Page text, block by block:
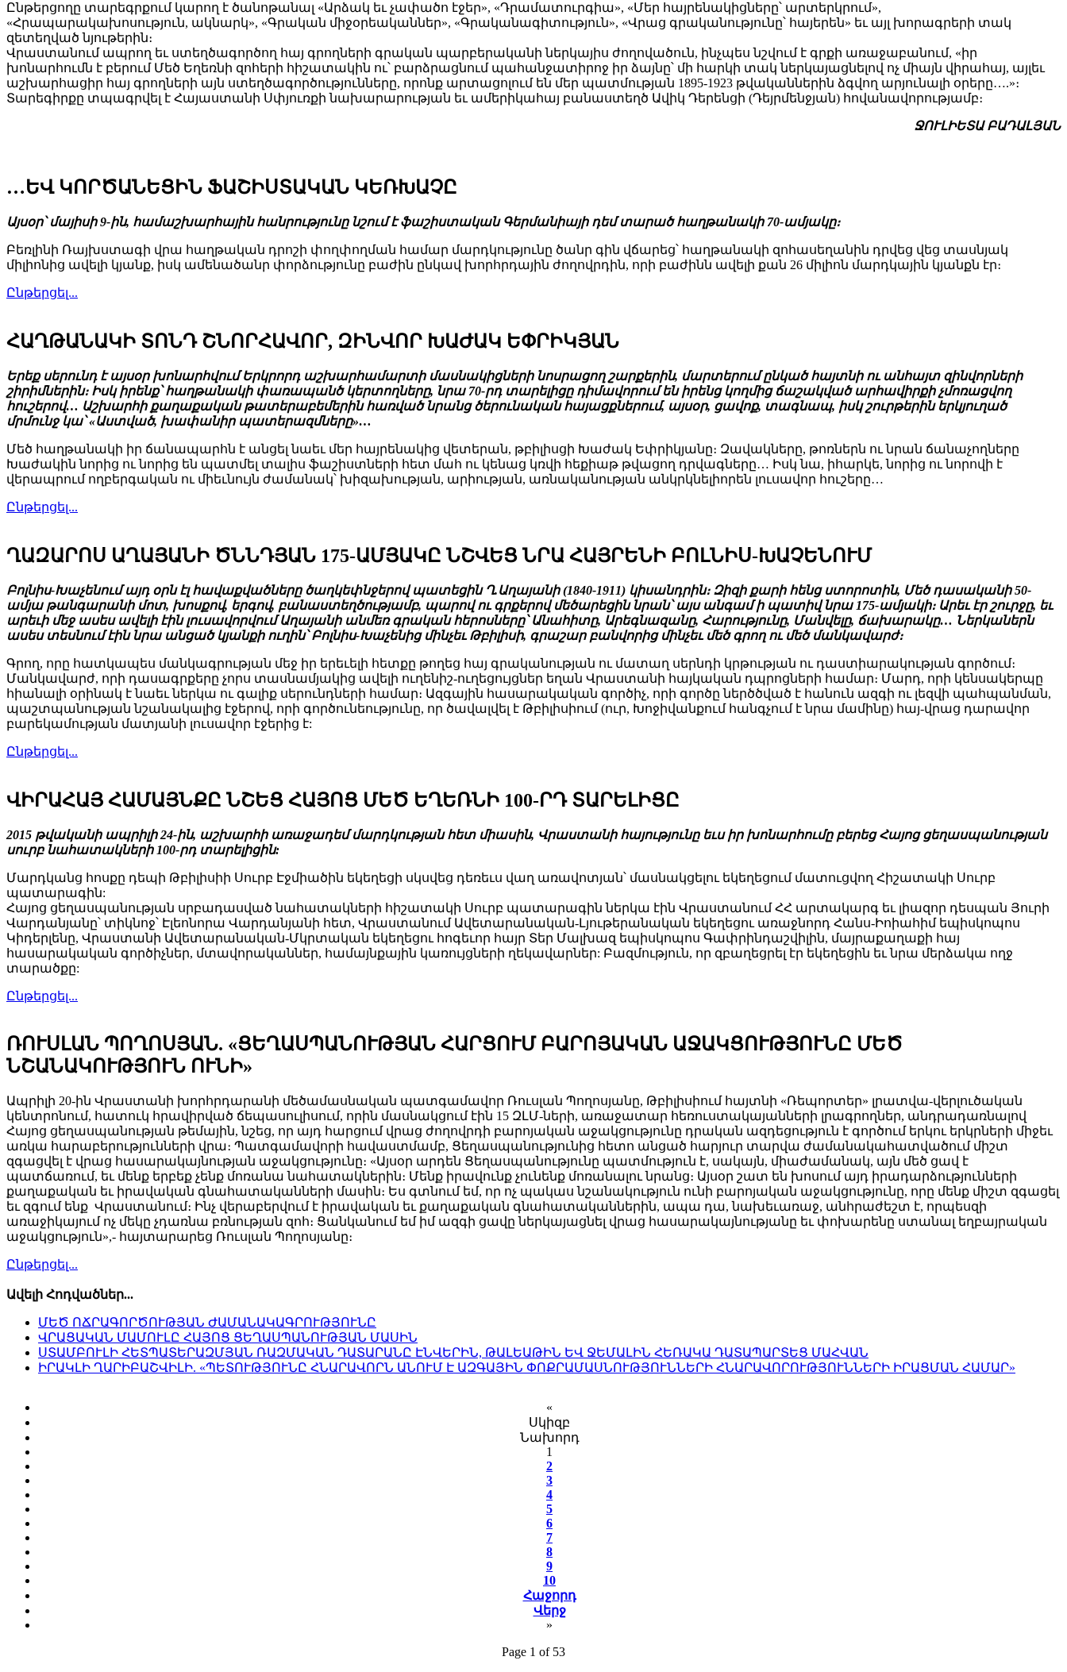
Ընթերցողը տարեգրքում կարող է ծանոթանալ «Արձակ եւ չափածո էջեր», «Դրամատուրգիա», «Մեր հայրենակիցները՝ արտերկրում»,
«Հրապարակախոսություն, ակնարկ», «Գրական միջօրեականներ», «Գրականագիտություն», «Վրաց գրականությունը՝ հայերեն» եւ այլ խորագրերի տակ
զետեղված նյութերին։
Վրաստանում ապրող եւ ստեղծագործող հայ գրողների գրական պարբերականի ներկայիս ժողովածուն, ինչպես նշվում է գրքի առաջաբանում, «իր
խոնարհումն է բերում Մեծ Եղեռնի զոհերի հիշատակին ու՝ բարձրացնում պահանջատիրոջ իր ձայնը՝ մի հարկի տակ ներկայացնելով ոչ միայն վիրահայ, այլեւ
աշխարհացիր հայ գրողների այն ստեղծագործությունները, որոնք արտացոլում են մեր պատմության 1895-1923 թվականներին ձգվող արյունալի օրերը….»։
Տարեգիրքը տպագրվել է Հայաստանի Սփյուռքի նախարարության եւ ամերիկահայ բանաստեղծ Ավիկ Դերենցի (Դեյրմենջյան) հովանավորությամբ։
ՋՈՒԼԻԵՏԱ ԲԱԴԱԼՅԱՆ
…ԵՎ ԿՈՐԾԱՆԵՑԻՆ ՖԱՇԻՍՏԱԿԱՆ ԿԵՌԽԱՉԸ
Այսօր՝ մայիսի 9-ին, համաշխարհային հանրությունը նշում է ֆաշիստական Գերմանիայի դեմ տարած հաղթանակի 70-ամյակը։
Բեռլինի Ռայխստագի վրա հաղթական դրոշի փողփողման համար մարդկությունը ծանր գին վճարեց՝ հաղթանակի զոհասեղանին դրվեց վեց տասնյակ
միլիոնից ավելի կյանք, իսկ ամենածանր փորձությունը բաժին ընկավ խորհրդային ժողովրդին, որի բաժինն ավելի քան 26 միլիոն մարդկային կյանքն էր։
Ընթերցել...
ՀԱՂԹԱՆԱԿԻ ՏՈՆԴ ՇՆՈՐՀԱՎՈՐ, ԶԻՆՎՈՐ ԽԱԺԱԿ ԵՓՐԻԿՅԱՆ
Երեք սերունդ է այսօր խոնարհվում Երկրորդ աշխարհամարտի մասնակիցների նոսրացող շարքերին, մարտերում ընկած հայտնի ու անհայտ զինվորների
շիրիմներին։ Իսկ իրենք՝ հաղթանակի փառապանծ կերտողները, նրա 70-րդ տարելիցը դիմավորում են իրենց կողմից ճաշակված արհավիրքի չմոռացվող
հուշերով… Աշխարհի քաղաքական թատերաբեմերին հառված նրանց ծերունական հայացքներում, այսօր, ցավոք, տագնապ, իսկ շուրթերին երկյուղած
մրմունջ կա՝ «Աստված, խափանիր պատերազմները»…
Մեծ հաղթանակի իր ճանապարհն է անցել նաեւ մեր հայրենակից վետերան, թբիլիսցի Խաժակ Եփրիկյանը։ Զավակները, թոռներն ու նրան ճանաչողները
Խաժակին նորից ու նորից են պատմել տալիս ֆաշիստների հետ մահ ու կենաց կռվի հեքիաթ թվացող դրվագները… Իսկ նա, իհարկե, նորից ու նորովի է
վերապրում ողբերգական ու միեւնույն ժամանակ՝ խիզախության, արիության, առնականության անկրկնելիորեն լուսավոր հուշերը…
Ընթերցել...
ՂԱԶԱՐՈՍ ԱՂԱՅԱՆԻ ԾՆՆԴՅԱՆ 175-ԱՄՅԱԿԸ ՆՇՎԵՑ ՆՐԱ ՀԱՅՐԵՆԻ ԲՈԼՆԻՍ-ԽԱՉԵՆՈՒՄ
Բոլնիս-Խաչենում այդ օրն էլ հավաքվածները ծաղկեփնջերով պատեցին Ղ.Աղայանի (1840-1911) կիսանդրին։ Զիզի քարի հենց ստորոտին, Մեծ դասականի 50-
ամյա թանգարանի մոտ, խոսքով, երգով, բանաստեղծությամբ, պարով ու գրքերով մեծարեցին նրան՝ այս անգամ ի պատիվ նրա 175-ամյակի։ Արեւ էր շուրջը, եւ
արեւի մեջ ասես ավելի էին լուսավորվում Աղայանի անմեռ գրական հերոսները՝ Անահիտը, Արեգնազանը, Հարությունը, Մանվելը, ճախարակը… Ներկաներն
ասես տեսնում էին նրա անցած կյանքի ուղին՝ Բոլնիս-Խաչենից մինչեւ Թբիլիսի, գրաշար բանվորից մինչեւ մեծ գրող ու մեծ մանկավարժ։
Գրող, որը հատկապես մանկագրության մեջ իր երեւելի հետքը թողեց հայ գրականության ու մատաղ սերնդի կրթության ու դաստիարակության գործում։
Մանկավարժ, որի դասագրքերը չորս տասնամյակից ավելի ուղենիշ-ուղեցույցներ եղան Վրաստանի հայկական դպրոցների համար։ Մարդ, որի կենսակերպը
հիանալի օրինակ է նաեւ ներկա ու գալիք սերունդների համար։ Ազգային հասարակական գործիչ, որի գործը ներծծված է հանուն ազգի ու լեզվի պահպանման,
պաշտպանության նշանակալից էջերով, որի գործունեությունը, որ ծավալվել է Թբիլիսիում (ուր, Խոջիվանքում հանգչում է նրա մամինը) հայ-վրաց դարավոր
բարեկամության մատյանի լուսավոր էջերից է:
Ընթերցել...
ՎԻՐԱՀԱՅ ՀԱՄԱՅՆՔԸ ՆՇԵՑ ՀԱՅՈՑ ՄԵԾ ԵՂԵՌՆԻ 100-ՐԴ ՏԱՐԵԼԻՑԸ
2015 թվականի ապրիլի 24-ին, աշխարհի առաջադեմ մարդկության հետ միասին, Վրաստանի հայությունը եւս իր խոնարհումը բերեց Հայոց ցեղասպանության
սուրբ նահատակների 100-րդ տարելիցին:
Մարդկանց հոսքը դեպի Թբիլիսիի Սուրբ Էջմիածին եկեղեցի սկսվեց դեռեւս վաղ առավոտյան՝ մասնակցելու եկեղեցում մատուցվող Հիշատակի Սուրբ
պատարագին:
Հայոց ցեղասպանության սրբադասված նահատակների հիշատակի Սուրբ պատարագին ներկա էին Վրաստանում ՀՀ արտակարգ եւ լիազոր դեսպան Յուրի
Վարդանյանը՝ տիկնոջ՝ Էլեոնորա Վարդանյանի հետ, Վրաստանում Ավետարանական-Լյութերանական եկեղեցու առաջնորդ Հանս-Իոիահիմ եպիսկոպոս
Կիդերլենը, Վրաստանի Ավետարանական-Մկրտական եկեղեցու հոգեւոր հայր Տեր Մալխազ եպիսկոպոս Գափրինդաշվիլին, մայրաքաղաքի հայ
հասարակական գործիչներ, մտավորականներ, համայնքային կառույցների ղեկավարներ: Բազմություն, որ զբաղեցրել էր եկեղեցին եւ նրա մերձակա ողջ
տարածքը:
Ընթերցել...
ՌՈՒՍԼԱՆ ՊՈՂՈՍՅԱՆ. «ՑԵՂԱՍՊԱՆՈՒԹՅԱՆ ՀԱՐՑՈՒՄ ԲԱՐՈՅԱԿԱՆ ԱՋԱԿՑՈՒԹՅՈՒՆԸ ՄԵԾ
ՆՇԱՆԱԿՈՒԹՅՈՒՆ ՈՒՆԻ»
Ապրիլի 20-ին Վրաստանի խորհրդարանի մեծամասնական պատգամավոր Ռուսլան Պողոսյանը, Թբիլիսիում հայտնի «Ռեպորտեր» լրատվա-վերլուծական
կենտրոնում, հատուկ հրավիրված ճեպասուլիսում, որին մասնակցում էին 15 ԶԼՄ-ների, առաջատար հեռուստակայանների լրագրողներ, անդրադառնալով
Հայոց ցեղասպանության թեմային, նշեց, որ այդ հարցում վրաց ժողովրդի բարոյական աջակցությունը դրական ազդեցություն է գործում երկու երկրների միջեւ
առկա հարաբերությունների վրա։ Պատգամավորի հավաստմամբ, Ցեղասպանությունից հետո անցած հարյուր տարվա ժամանակահատվածում միշտ
զգացվել է վրաց հասարակայնության աջակցությունը։ «Այսօր արդեն Ցեղասպանությունը պատմություն է, սակայն, միաժամանակ, այն մեծ ցավ է
պատճառում, եւ մենք երբեք չենք մոռանա նահատակներին։ Մենք իրավունք չունենք մոռանալու նրանց։ Այսօր շատ են խոսում այդ իրադարձությունների
քաղաքական եւ իրավական գնահատականների մասին։ Ես գտնում եմ, որ ոչ պակաս նշանակություն ունի բարոյական աջակցությունը, որը մենք միշտ զգացել
եւ զգում ենք Վրաստանում։ Ինչ վերաբերվում է իրավական եւ քաղաքական գնահատականներին, ապա դա, նախեւառաջ, անհրաժեշտ է, որպեսզի
առաջիկայում ոչ մեկը չդառնա բռնության զոհ։ Ցանկանում եմ իմ ազգի ցավը ներկայացնել վրաց հասարակայնությանը եւ փոխարենը ստանալ եղբայրական
աջակցություն»,- հայտարարեց Ռուսլան Պողոսյանը։
Ընթերցել...
Ավելի Հոդվածներ...
ՄԵԾ ՈՃՐԱԳՈՐԾՈՒԹՅԱՆ ԺԱՄԱՆԱԿԱԳՐՈՒԹՅՈՒՆԸ
ՎՐԱՑԱԿԱՆ ՄԱՄՈՒԼԸ ՀԱՅՈՑ ՑԵՂԱՍՊԱՆՈՒԹՅԱՆ ՄԱՍԻՆ
ՍՏԱՄԲՈՒԼԻ ՀԵՏՊԱՏԵՐԱԶՄՅԱՆ ՌԱԶՄԱԿԱՆ ԴԱՏԱՐԱՆԸ ԷՆՎԵՐԻՆ, ԹԱԼԵԱԹԻՆ ԵՎ ՋԵՄԱԼԻՆ ՀԵՌԱԿԱ ԴԱՏԱՊԱՐՏԵՑ ՄԱՀՎԱՆ
ԻՐԱԿԼԻ ՂԱՐԻԲԱՇՎԻԼԻ. «ՊԵՏՈՒԹՅՈՒՆԸ ՀՆԱՐԱՎՈՐՆ ԱՆՈՒՄ Է ԱԶԳԱՅԻՆ ՓՈՔՐԱՄԱՍՆՈՒԹՅՈՒՆՆԵՐԻ ՀՆԱՐԱՎՈՐՈՒԹՅՈՒՆՆԵՐԻ ԻՐԱՑՄԱՆ ՀԱՄԱՐ»
«
Սկիզբ
Նախորդ
1
2
3
4
5
6
7
8
9
10
Հաջորդ
Վերջ
»
Page 1 of 53